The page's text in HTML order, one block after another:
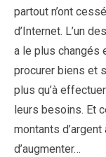
partout n’ont
d’Internet. L’un
a le plus changés
procurer biens et
plus qu’à
leurs besoins. Et
montants
d’augmenter…